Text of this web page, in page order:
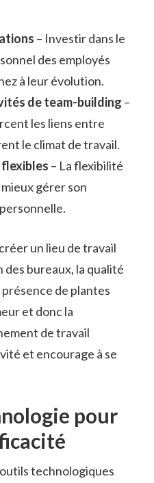
– Investir dans le
des employés
à leur évolution.
de team-building –
les liens entre
le climat de travail.
– La flexibilité
gérer son
un lieu de travail
bureaux, la qualité
présence de plantes
et donc la
de travail
et encourage à se
pour
technologiques